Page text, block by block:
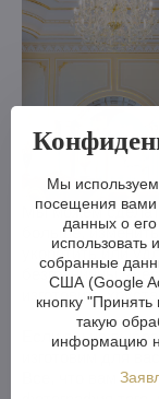
Мы можем
больше,
укоротить или
безграничны. А
изготовить
Если вы не
Все, что вам
Мы
посещения вами
данных о
использовать
собранные
США (Google
кнопку
такую
информацию